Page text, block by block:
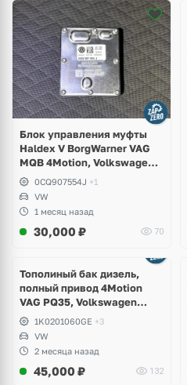
Блок управления муфты
Haldex V BorgWarner VAG
MQB 4Motion, Volkswagen
Tiguan
0CQ907554J +1
VW
1 месяц назад
30,000 ₽ 70
2 фото
Тополиный бак дизель,
полный привод 4Motion
VAG PQ35, Volkswagen
Scirocco, Golf V, VI, Skoda
Yeti, Octavia A5, Superb,
Audi A3, Seat Altea
1K0201060GE +3
VW
2 месяца назад
45,000 ₽ 132